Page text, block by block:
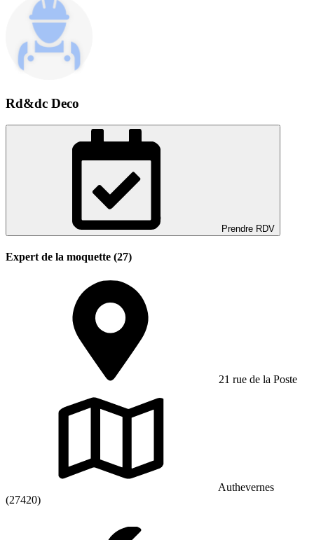
Rd&dc Deco
Prendre RDV
Expert de la moquette (27)
21 rue de la Poste
Authevernes
(27420)